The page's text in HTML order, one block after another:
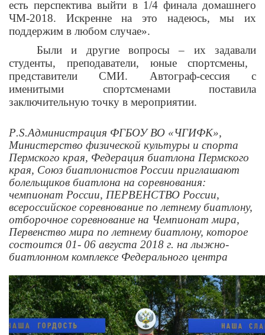
есть перспектива выйти в 1/4 финала домашнего
ЧМ-2018. Искренне на это надеюсь, мы их
поддержим в любом случае».
Были и другие вопросы – их задавали
студенты, преподаватели, юные спортсмены,
представители СМИ.
Автограф-сессия с
именитыми спортсменами поставила
заключительную точку в мероприятии.
P.S.Администрация ФГБОУ ВО «ЧГИФК»,
Министерство физической культуры и спорта
Пермского края, Федерация биатлона Пермского
края, Союз биатлонистов России приглашают
болельщиков биатлона на соревнования:
чемпионат России, ПЕРВЕНСТВО России,
всероссийское соревнование по летнему биатлону,
отборочное соревнование на Чемпионат мира,
Первенство мира по летнему биатлону, которое
состоится 01- 06 августа 2018 г. на лыжно-
биатлонном комплексе Федерального центра